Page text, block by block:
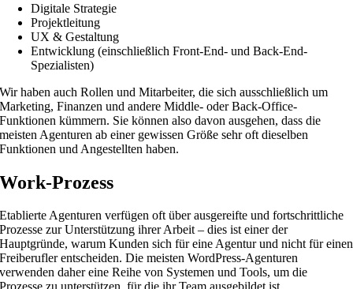
Digitale Strategie
Projektleitung
UX & Gestaltung
Entwicklung (einschließlich Front-End- und Back-End-
Spezialisten)
Wir haben auch Rollen und Mitarbeiter, die sich ausschließlich um
Marketing, Finanzen und andere Middle- oder Back-Office-
Funktionen kümmern. Sie können also davon ausgehen, dass die
meisten Agenturen ab einer gewissen Größe sehr oft dieselben
Funktionen und Angestellten haben.
Work-Prozess
Etablierte Agenturen verfügen oft über ausgereifte und fortschrittliche
Prozesse zur Unterstützung ihrer Arbeit – dies ist einer der
Hauptgründe, warum Kunden sich für eine Agentur und nicht für einen
Freiberufler entscheiden. Die meisten WordPress-Agenturen
verwenden daher eine Reihe von Systemen und Tools, um die